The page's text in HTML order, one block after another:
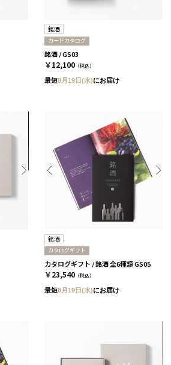
銘酒
カードカタログ
銘酒 / GS03
￥12,100 （税込）
最短8月19日(水)にお届け
銘酒
カタログギフト
カタログギフト / 銘酒 全6種類 GS05
￥23,540 （税込）
最短8月19日(水)にお届け